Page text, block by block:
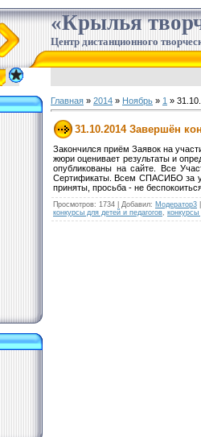
«Крылья
Центр дистанционного
Главная » 2014 » Ноябрь » 1 »
31.10.2014 Завершён
Закончился приём Заявок на
жюри оценивает результаты и
опубликованы на сайте. Все
Сертификаты. Всем СПАСИБО за
приняты, просьба - не
Просмотров: 1734 Добавил: Модератор3
конкурсы для детей и педагогов